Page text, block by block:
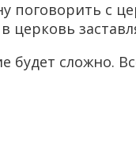
с
сложно.